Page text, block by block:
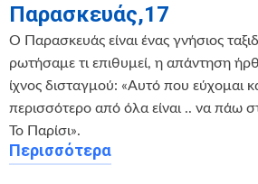
Παρασκευάς,17
Ο Παρασκευάς είναι ένας γνήσιος
ρωτήσαμε τι επιθυμεί, η απάντηση
ίχνος δισταγμού: «Αυτό που εύχομαι
περισσότερο από όλα είναι .. να πάω
Το Παρίσι».
Περισσότερα